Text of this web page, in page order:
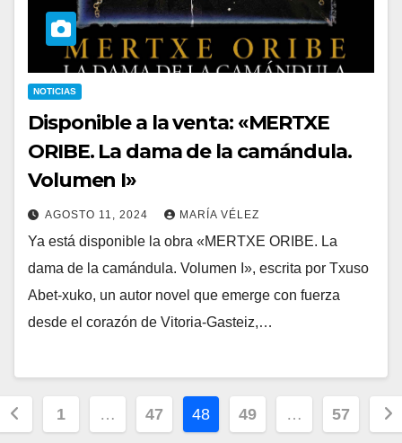
NOTICIAS
Disponible a la venta: «MERTXE
ORIBE. La dama de la camándula.
Volumen I»
AGOSTO 11, 2024 MARÍA VÉLEZ
Ya está disponible la obra «MERTXE ORIBE. La
dama de la camándula. Volumen I», escrita por Txuso
Abet-xuko, un autor novel que emerge con fuerza
desde el corazón de Vitoria-Gasteiz,…
1 … 47 48 49 … 57